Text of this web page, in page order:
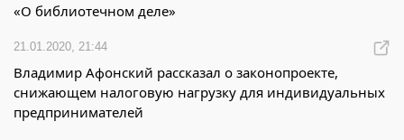
«О библиотечном деле»
21.01.2020, 21:44
Владимир Афонский рассказал о законопроекте,
снижающем налоговую нагрузку для индивидуальных
предпринимателей